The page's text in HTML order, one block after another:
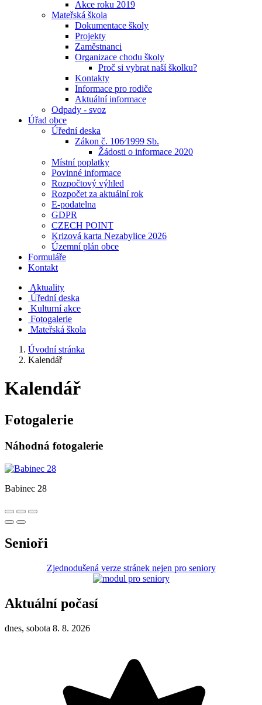
Akce roku 2019
Mateřská škola
Dokumentace školy
Projekty
Zaměstnanci
Organizace chodu školy
Proč si vybrat naší školku?
Kontakty
Informace pro rodiče
Aktuální informace
Odpady - svoz
Úřad obce
Úřední deska
Zákon č. 106⁄1999 Sb.
Žádosti o informace 2020
Místní poplatky
Povinné informace
Rozpočtový výhled
Rozpočet za aktuální rok
E-podatelna
GDPR
CZECH POINT
Krizová karta Nezabylice 2026
Územní plán obce
Formuláře
Kontakt
Aktuality
Úřední deska
Kulturní akce
Fotogalerie
Mateřská škola
Úvodní stránka
Kalendář
Kalendář
Fotogalerie
Náhodná fotogalerie
Babinec 28
Senioři
Zjednodušená verze stránek nejen pro seniory
Aktuální počasí
dnes, sobota 8. 8. 2026